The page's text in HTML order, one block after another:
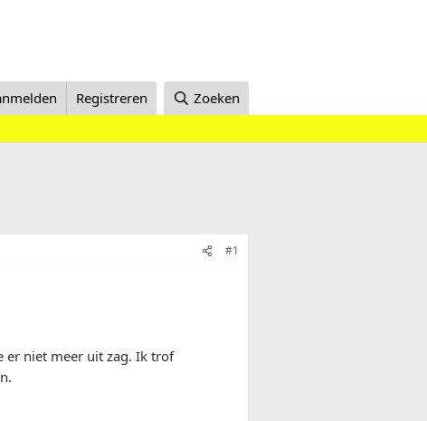
Registreren Zoeken
#1
er niet meer uit zag. Ik trof